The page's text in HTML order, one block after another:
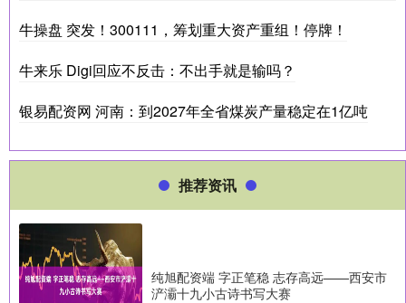
牛操盘 突发！300111，筹划重大资产重组！停牌！
牛来乐 Digi回应不反击：不出手就是输吗？
银易配资网 河南：到2027年全省煤炭产量稳定在1亿吨
推荐资讯
纯旭配资端 字正笔稳 志存高远——西安市
浐灞十九小古诗书写大赛